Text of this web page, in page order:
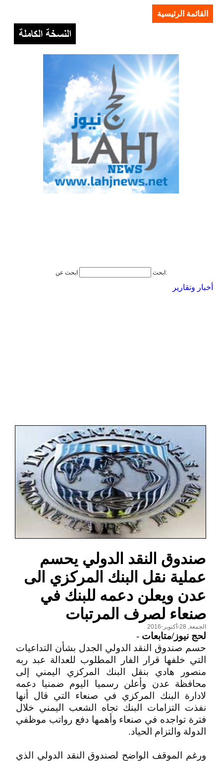
القائمة الرئيسية
ابحث ابحث عن:
أخبار وتقارير
صندوق النقد الدولي يحسم
عملية نقل البنك المركزي الى
عدن ويعلن دعمه للبنك في
صنعاء لصرف المرتبات
الجمعة, 28-أكتوبر-2016
لحج نيوز/متابعات -
حسم صندوق النقد الدولي الجدل بشأن التداعيات
التي خلفها قرار الفار المطلوب للعدالة عبد ربه
منصور هادي بنقل البنك المركزي اليمني إلى
محافظة عدن وأعلن رسميا اليوم ضمنيا دعمه
لادارة البنك المركزي في صنعاء التي قال أنها
نفذت التزامات البنك تجاه الشعب اليمني خلال
فترة تواجده في صنعاء وأهمها دفع رواتب موظفي
الدولة والتزام الحياد.
ورغم الموقف الواضح لصندوق النقد الدولي الذي